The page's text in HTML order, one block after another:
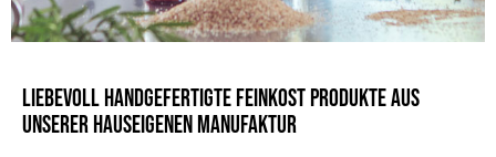
Liebevoll handgefertigte Feinkost Produkte aus
unserer hauseigenen Manufaktur